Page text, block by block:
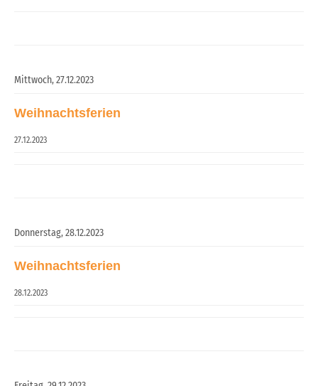
Mittwoch,27.12.2023
Weihnachtsferien
27.12.2023
Donnerstag,28.12.2023
Weihnachtsferien
28.12.2023